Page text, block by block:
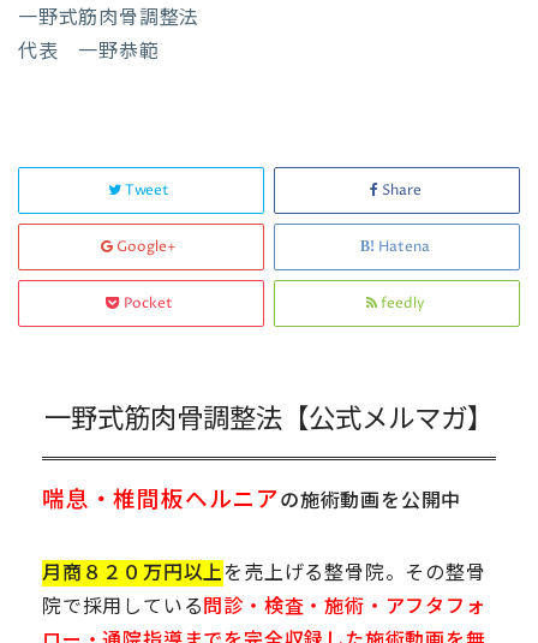
一野式筋肉骨調整法
代表 一野恭範
Tweet Share
Google+ Hatena
Pocket feedly
一野式筋肉骨調整法【公式メルマガ】
喘息・椎間板ヘルニアの施術動画を公開中
月商８２０万円以上を売上げる整骨院。その整骨
院で採用している 問診・検査・施術・アフタフォ